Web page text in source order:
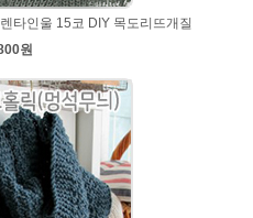
타인울 15코 DIY 목도리뜨개질
원